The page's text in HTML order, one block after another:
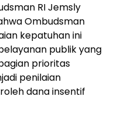
RI Jemsly
Ombudsman
kepatuhan ini
publik yang
prioritas
penilaian
dana insentif